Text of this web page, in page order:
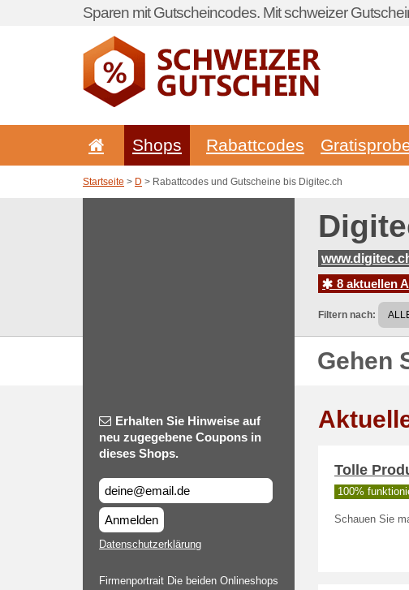
Sparen mit Gutscheincodes. Mit schweizer
Shops Rabattcodes
Startseite > D > Rabattcodes und Gutscheine bis Digitec.ch
8 aktuellen
Filtern nach:
Gehen
Erhalten Sie Hinweise auf
neu zugegebene Coupons in
dieses Shops.
Anmelden
Datenschutzerklärung
Firmenportrait Die beiden Onlineshops
Tolle
100%
Schauen Sie